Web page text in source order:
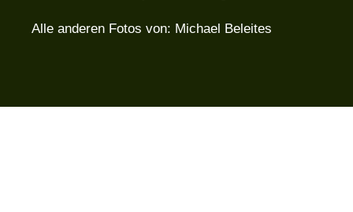
Alle anderen Fotos von: Michael Beleites